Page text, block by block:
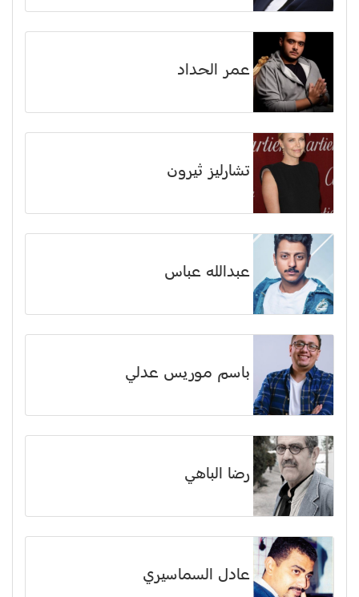
عمر الحداد
تشارليز ثيرون
عبدالله عباس
باسم موريس عدلي
رضا الباهي
عادل السماسيري